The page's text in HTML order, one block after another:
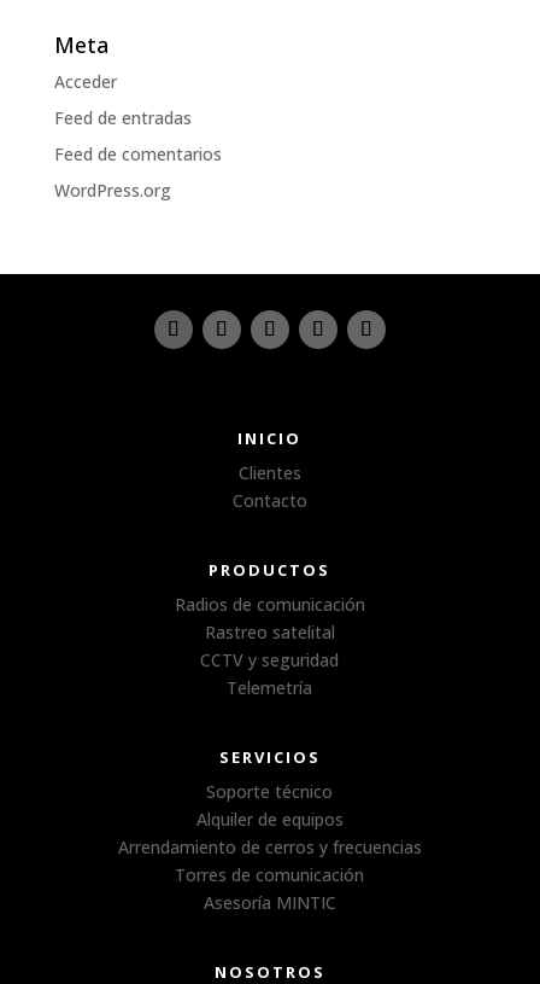
Meta
Acceder
Feed de entradas
Feed de comentarios
WordPress.org
INICIO
Clientes
Contacto
PRODUCTOS
Radios de comunicación
Rastreo satelital
CCTV y seguridad
Telemetría
SERVICIOS
Soporte técnico
Alquiler de equipos
Arrendamiento de cerros y frecuencias
Torres de comunicación
Asesoría MINTIC
NOSOTROS